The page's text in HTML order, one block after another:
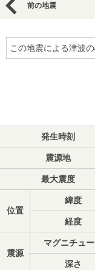
前の地震
この地震による津波
発生時刻
震源地
最大震度
位置
緯度
経度
震源
マグニチュ
深さ